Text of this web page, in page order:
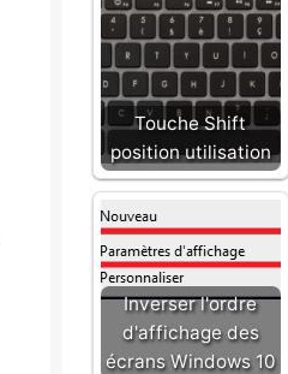
Touche Shift
position utilisation
Inverser l'ordre
d'affichage des
écrans Windows 10